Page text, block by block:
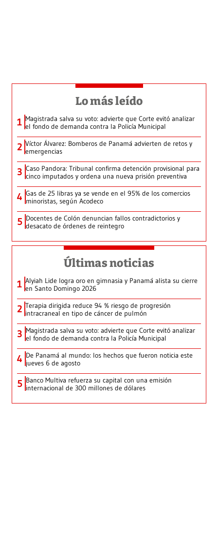
Lo más leído
1 Magistrada salva su voto: advierte que Corte evitó analizar
el fondo de demanda contra la Policía Municipal
2 Víctor Álvarez: Bomberos de Panamá advierten de retos y
emergencias
3 Caso Pandora: Tribunal confirma detención provisional para
cinco imputados y ordena una nueva prisión preventiva
4 Gas de 25 libras ya se vende en el 95% de los comercios
minoristas, según Acodeco
5 Docentes de Colón denuncian fallos contradictorios y
desacato de órdenes de reintegro
Últimas noticias
1 Alyiah Lide logra oro en gimnasia y Panamá alista su cierre
en Santo Domingo 2026
2 Terapia dirigida reduce 94 % riesgo de progresión
intracraneal en tipo de cáncer de pulmón
3 Magistrada salva su voto: advierte que Corte evitó analizar
el fondo de demanda contra la Policía Municipal
4 De Panamá al mundo: los hechos que fueron noticia este
jueves 6 de agosto
5 Banco Multiva refuerza su capital con una emisión
internacional de 300 millones de dólares